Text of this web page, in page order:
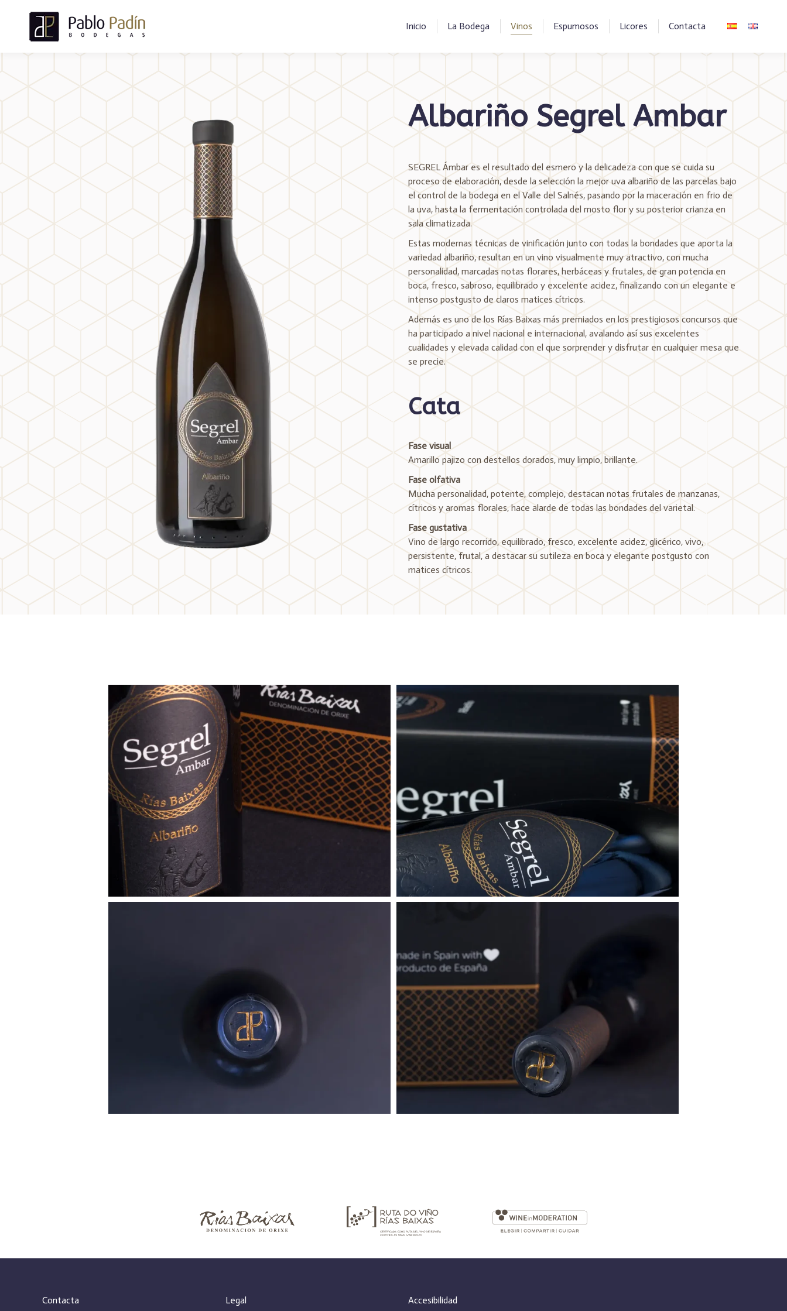
Inicio La Bodega Vinos Espumosos Licores Contacta
Albariño Segrel Ambar
SEGREL Ámbar es el resultado del esmero y la delicadeza con que se cuida su
proceso de elaboración, desde la selección la mejor uva albariño de las parcelas bajo
el control de la bodega en el Valle del Salnés, pasando por la maceración en frio de
la uva, hasta la fermentación controlada del mosto flor y su posterior crianza en
sala climatizada.
Estas modernas técnicas de vinificación junto con todas la bondades que aporta la
variedad albariño, resultan en un vino visualmente muy atractivo, con mucha
personalidad, marcadas notas florares, herbáceas y frutales, de gran potencia en
boca, fresco, sabroso, equilibrado y excelente acidez, finalizando con un elegante e
intenso postgusto de claros matices cítricos.
Además es uno de los Rías Baixas más premiados en los prestigiosos concursos que
ha participado a nivel nacional e internacional, avalando así sus excelentes
cualidades y elevada calidad con el que sorprender y disfrutar en cualquier mesa que
se precie.
Cata
Fase visual
Amarillo pajizo con destellos dorados, muy limpio, brillante.
Fase olfativa
Mucha personalidad, potente, complejo, destacan notas frutales de manzanas,
cítricos y aromas florales, hace alarde de todas las bondades del varietal.
Fase gustativa
Vino de largo recorrido, equilibrado, fresco, excelente acidez, glicérico, vivo,
persistente, frutal, a destacar su sutileza en boca y elegante postgusto con
matices cítricos.
Contacta Legal Accesibilidad